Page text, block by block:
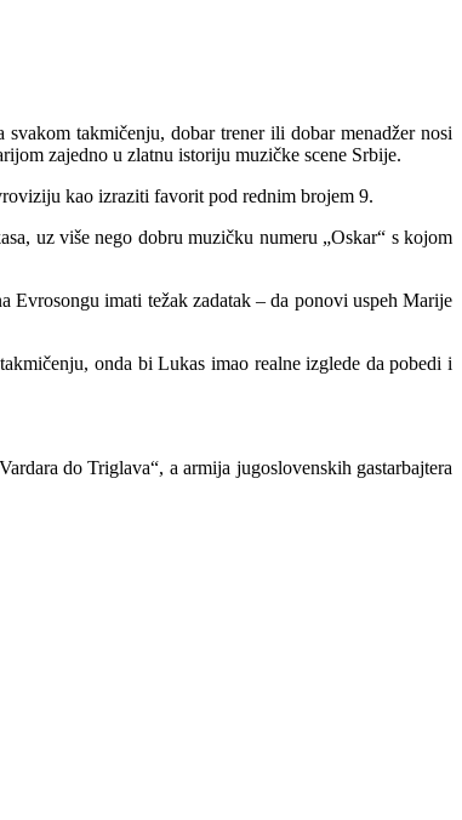
takmičenju, dobar trener ili dobar menadžer nosi
zajedno u zlatnu istoriju muzičke scene Srbije.
kao izraziti favorit pod rednim brojem 9.
uz više nego dobru muzičku numeru „Oskar“ s kojom
Evrosongu imati težak zadatak – da ponovi uspeh Marije
onda bi Lukas imao realne izglede da pobedi i
do Triglava“, a armija jugoslovenskih gastarbajtera